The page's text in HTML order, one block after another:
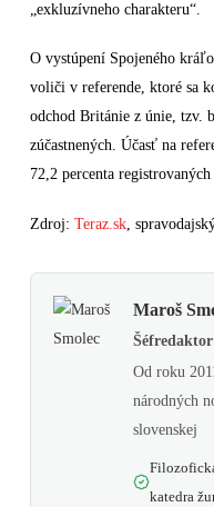
„exkluzívneho charakteru“.
O vystúpení Spojeného
voliči v referende, ktoré sa
odchod Británie z únie, tzv.
zúčastnených. Účasť na
72,2 percenta
Zdroj: Teraz.sk,
Maroš
Od roku
národných
slovenskej
katedra